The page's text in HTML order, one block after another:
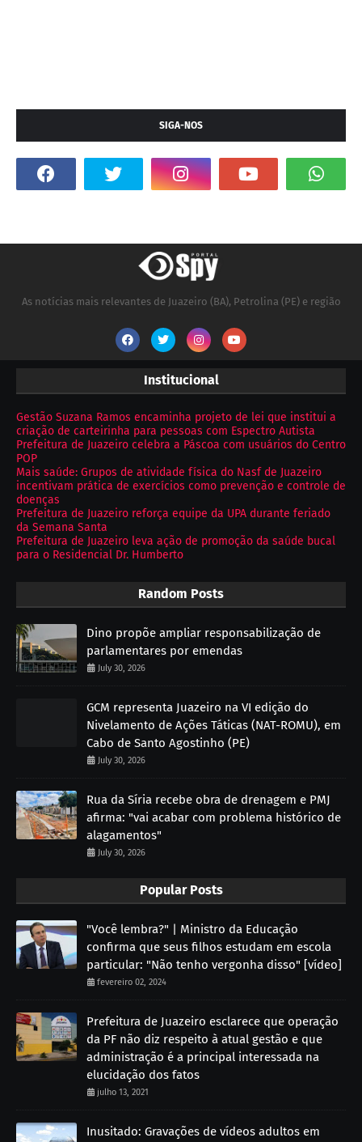
SIGA-NOS
As notícias mais relevantes de Juazeiro (BA), Petrolina (PE) e região
Institucional
Gestão Suzana Ramos encaminha projeto de lei que institui a
criação de carteirinha para pessoas com Espectro Autista
Prefeitura de Juazeiro celebra a Páscoa com usuários do Centro
POP
Mais saúde: Grupos de atividade física do Nasf de Juazeiro
incentivam prática de exercícios como prevenção e controle de
doenças
Prefeitura de Juazeiro reforça equipe da UPA durante feriado
da Semana Santa
Prefeitura de Juazeiro leva ação de promoção da saúde bucal
para o Residencial Dr. Humberto
Random Posts
Dino propõe ampliar responsabilização de
parlamentares por emendas
July 30, 2026
GCM representa Juazeiro na VI edição do
Nivelamento de Ações Táticas (NAT-ROMU), em
Cabo de Santo Agostinho (PE)
July 30, 2026
Rua da Síria recebe obra de drenagem e PMJ
afirma: "vai acabar com problema histórico de
alagamentos"
July 30, 2026
Popular Posts
"Você lembra?" | Ministro da Educação
confirma que seus filhos estudam em escola
particular: "Não tenho vergonha disso" [vídeo]
fevereiro 02, 2024
Prefeitura de Juazeiro esclarece que operação
da PF não diz respeito à atual gestão e que
administração é a principal interessada na
elucidação dos fatos
julho 13, 2021
Inusitado: Gravações de vídeos adultos em